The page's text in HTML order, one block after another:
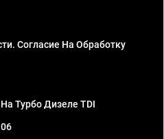
Согласие На Обработку
Турбо Дизеле TDI